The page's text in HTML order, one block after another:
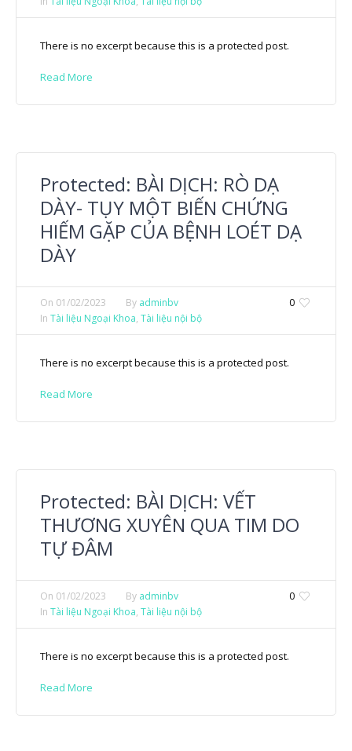
There is no excerpt because this is a protected post.
Read More
Protected: BÀI DỊCH: RÒ DẠ
DÀY- TỤY MỘT BIẾN CHỨNG
HIẾM GẶP CỦA BỆNH LOÉT DẠ
DÀY
0
On 01/02/2023 By adminbv
In Tài liệu Ngoại Khoa, Tài liệu nội bộ
There is no excerpt because this is a protected post.
Read More
Protected: BÀI DỊCH: VẾT
THƯƠNG XUYÊN QUA TIM DO
TỰ ĐÂM
0
On 01/02/2023 By adminbv
In Tài liệu Ngoại Khoa, Tài liệu nội bộ
There is no excerpt because this is a protected post.
Read More